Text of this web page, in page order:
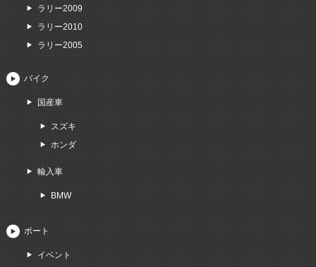
ラリー2009
ラリー2010
ラリー2005
バイク
国産車
スズキ
ホンダ
輸入車
BMW
ボート
イベント